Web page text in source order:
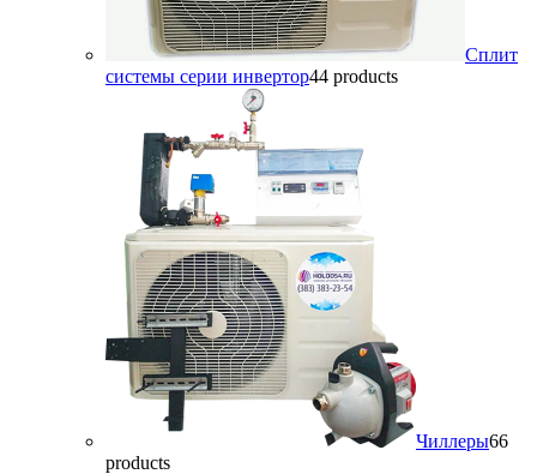
Сплит
системы серии инвертор44 products
Чиллеры66
products